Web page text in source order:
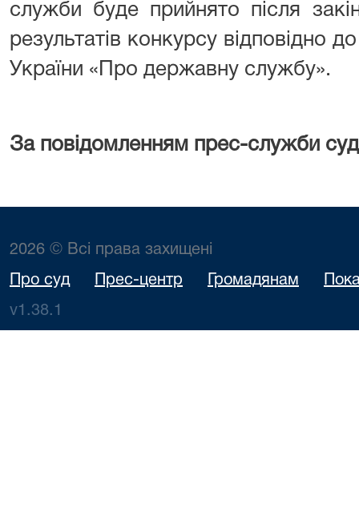
служби буде прийнято після
результатів конкурсу відповідно
України «Про державну службу».
За повідомленням прес-служби
2026 © Всі права захищені
Про суд Прес-центр Громадянам
v1.38.1